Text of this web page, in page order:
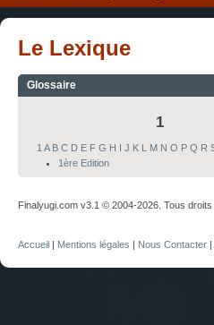
Le Lexique
Glossaire
1
1 A B C D E F G H J K M N O P Q R
1ère Edition
Finalyugi.com v3.1 © 2004-2026. Tous
Accueil Mentions légales Nous Contacter